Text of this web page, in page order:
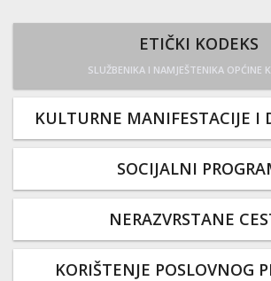
ETIČKI KODEKS
SLUŽBENIKA I NAMJEŠTENIKA OPĆINE
KULTURNE MANIFESTACIJE I
SOCIJALNI
NERAZVRSTANE
KORIŠTENJE POSLOVNOG